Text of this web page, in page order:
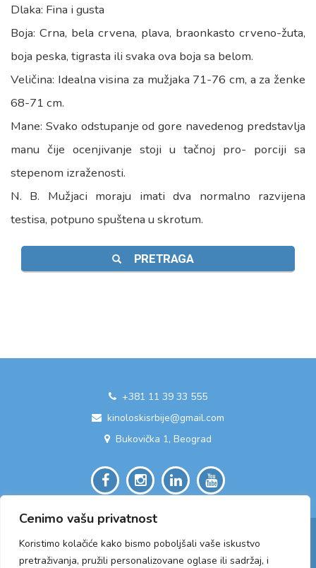
Cenimo vašu privatnost
Koristimo kolačiće kako bismo poboljšali vaše iskustvo
pretraživanja, pružili personalizovane oglase ili sadržaj, i
Dlaka: Fina i gusta
Boja: Crna, bela crvena, plava, braonkasto crveno-žuta,
boja peska, tigrasta ili svaka ova boja sa belom.
Veličina: Idealna visina za mužjaka 71-76 cm, a za ženke
68-71 cm.
Mane: Svako odstupanje od gore navedenog predstavlja
manu čije ocenjivanje stoji u tačnoj pro- porciji sa
stepenom izraženosti.
N. B. Mužjaci moraju imati dva normalno razvijena
testisa, potpuno spuštena u skrotum.
PRETRAGA
+381 11 39 33 555
kinoloskisrbije@gmail.com
Bukovička 1, Beograd